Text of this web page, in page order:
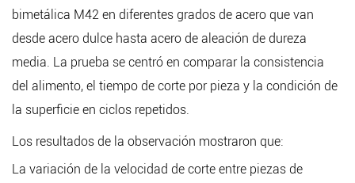
bimetálica M42 en diferentes grados de acero que van
desde acero dulce hasta acero de aleación de dureza
media. La prueba se centró en comparar la consistencia
del alimento, el tiempo de corte por pieza y la condición de
la superficie en ciclos repetidos.
Los resultados de la observación mostraron que:
La variación de la velocidad de corte entre piezas de